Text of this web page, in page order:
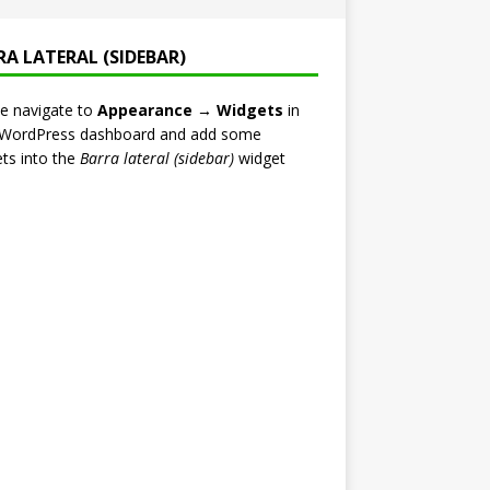
LATERAL (SIDEBAR)
navigate to Appearance → Widgets in
dashboard and add some
into the Barra lateral (sidebar)widget